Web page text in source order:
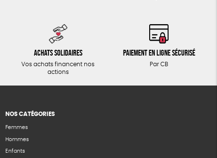
Achats solidaires
Vos achats financent nos
actions
Paiement en ligne sécurisé
Par CB
NOS CATÉGORIES
Femmes
Hommes
Enfants